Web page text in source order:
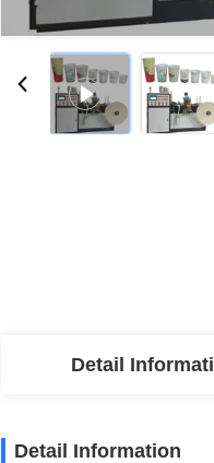
Detail
Detail Information